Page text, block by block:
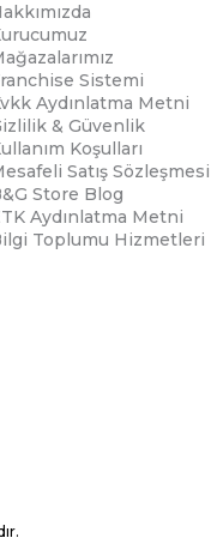
Sistemi
Aydınlatma Metni
& Güvenlik
Koşulları
Satış Sözleşmesi
Store Blog
Aydınlatma Metni
Toplumu Hizmetleri